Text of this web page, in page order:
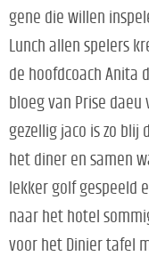
gene die willen
Lunch allen spelers
de hoofdcoach Anita
bloeg van Prise
gezellig jaco is zo blij
het diner en samen
lekker golf gespeeld
naar het hotel
voor het Dinier tafel